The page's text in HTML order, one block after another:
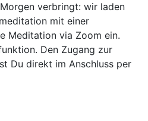
verbringt: wir laden
mit einer
Meditation via Zoom ein.
Den Zugang zur
Du direkt im Anschluss per